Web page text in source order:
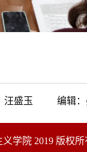
编辑
汪盛玉
学院 2019 版权所